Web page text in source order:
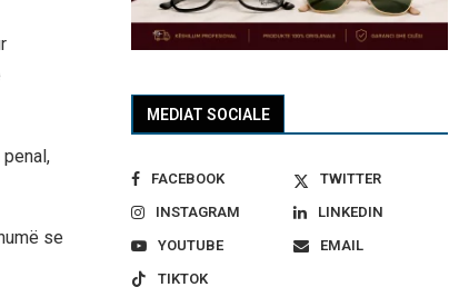
se
MEDIAT SOCIALE
FACEBOOK
TWITTER
INSTAGRAM
LINKEDIN
YOUTUBE
EMAIL
TIKTOK